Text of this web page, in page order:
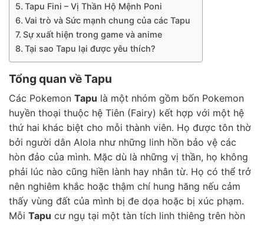
Tapu Fini – Vị Thần Hộ Mệnh Poni
Vai trò và Sức mạnh chung của các Tapu
Sự xuất hiện trong game và anime
Tại sao Tapu lại được yêu thích?
Tổng quan về Tapu
Các Pokemon Tapu là một nhóm gồm bốn Pokemon
huyền thoại thuộc hệ Tiên (Fairy) kết hợp với một hệ
thứ hai khác biệt cho mỗi thành viên. Họ được tôn thờ
bởi người dân Alola như những linh hồn bảo vệ các
hòn đảo của mình. Mặc dù là những vị thần, họ không
phải lúc nào cũng hiền lành hay nhân từ. Họ có thể trở
nên nghiêm khắc hoặc thậm chí hung hăng nếu cảm
thấy vùng đất của mình bị đe dọa hoặc bị xúc phạm.
Mỗi Tapu cư ngụ tại một tàn tích linh thiêng trên hòn